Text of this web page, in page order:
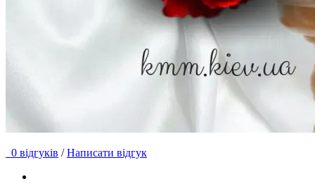
0 відгуків / Написати відгук